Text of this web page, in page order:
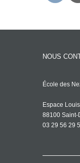
NOUS
École des
Espace
88100 Saint-
03 29 56 29